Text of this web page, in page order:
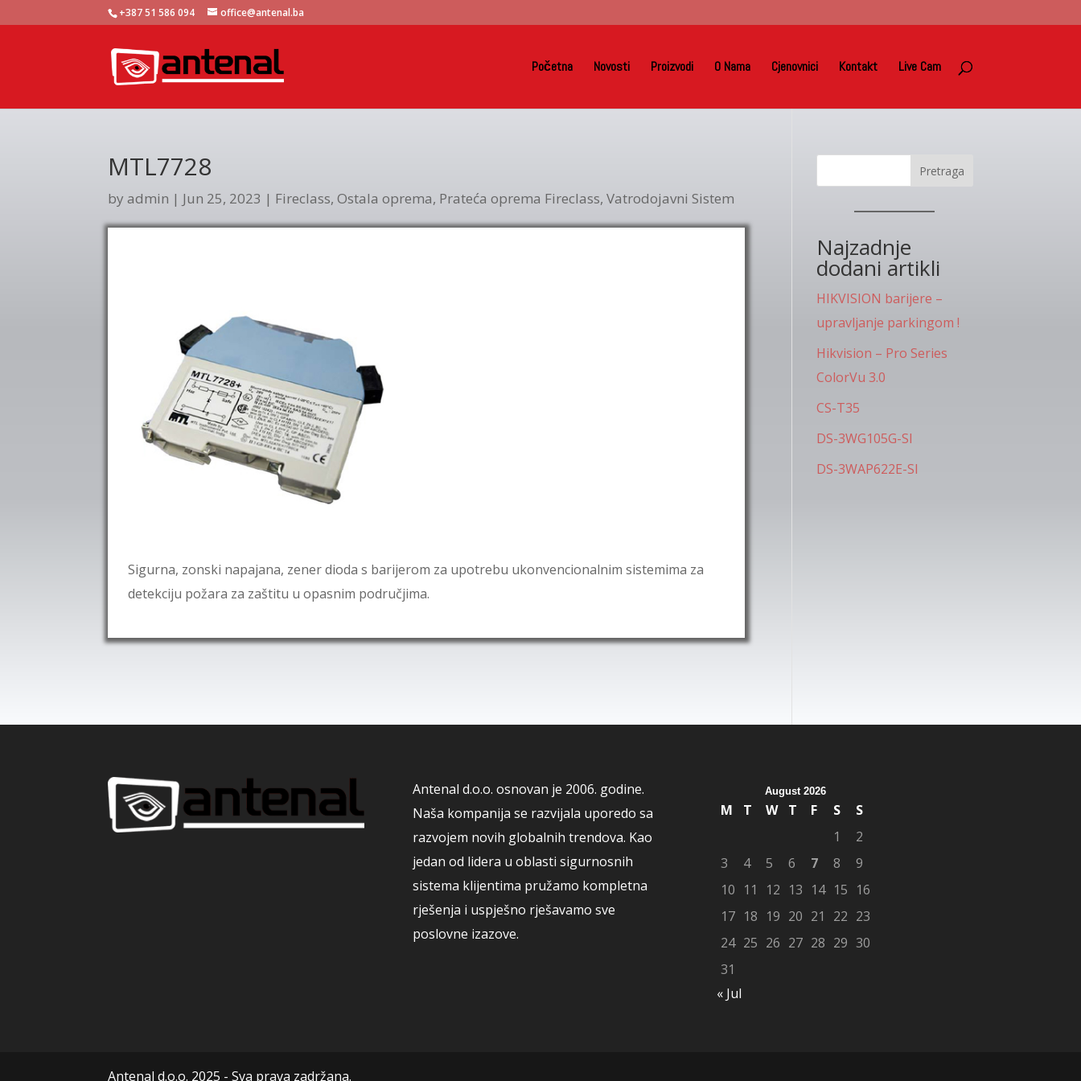
+387 51 586 094 office@antenal.ba
Početna Novosti Proizvodi O Nama Cjenovnici Kontakt Live Cam
MTL7728
byadmin | Jun 25, 2023 | Fireclass,Ostala oprema, Prateća oprema Fireclass,Vatrodojavni Sistem
Sigurna, zonski napajana, zener dioda s barijerom za upotrebu ukonvencionalnim sistemima za
detekciju požara za zaštitu u opasnim područjima.
Pretraga
Najzadnje
dodani artikli
HIKVISION barijere –
upravljanje parkingom !
Hikvision – Pro Series
ColorVu 3.0
CS-T35
DS-3WG105G-SI
DS-3WAP622E-SI
Antenal d.o.o. osnovan je 2006. godine.
Naša kompanija se razvijala uporedo sa
razvojem novih globalnih trendova. Kao
jedan od lidera u oblasti sigurnosnih
sistema klijentima pružamo kompletna
rješenja i uspješno rješavamo sve
poslovne izazove.
August 2026
M T W T F S
S
1
2
3
4 5 6 7 8
9
10 11 12 13 14 15 16
17 18 19 20 21 22 23
24 25 26 27 28 29 30
31
« Jul
Antenal d.o.o. 2025 - Sva prava zadržana.